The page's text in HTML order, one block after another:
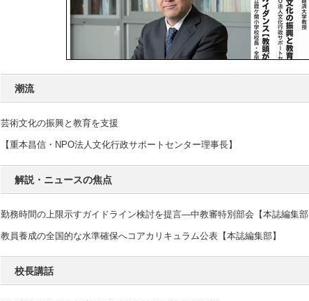
潮流
芸術文化の振興と教育を支援
【重本昌信・NPO法人文化行政サポートセンター理事長】
解説・ニュースの焦点
勤務時間の上限示すガイドライン検討を提言―中教審特別部会【本誌編集部
教員養成の全国的な水準確保へコアカリキュラム公表【本誌編集部】
校長講話